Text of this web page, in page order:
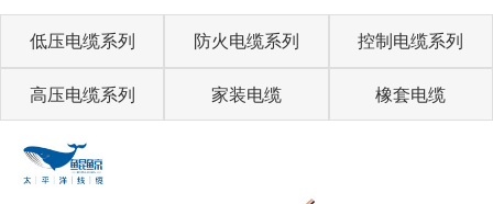
低压电缆系列 防火电缆系列 控制电缆系列
高压电缆系列 家装电缆 橡套电缆